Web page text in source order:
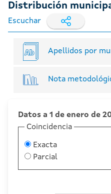
Distribución
Escuchar
Apellidos por
Nota
Datos a 1 de enero de
Coincidencia
Exacta
Parcial